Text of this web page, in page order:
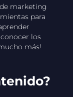
marketing
para
los
más!